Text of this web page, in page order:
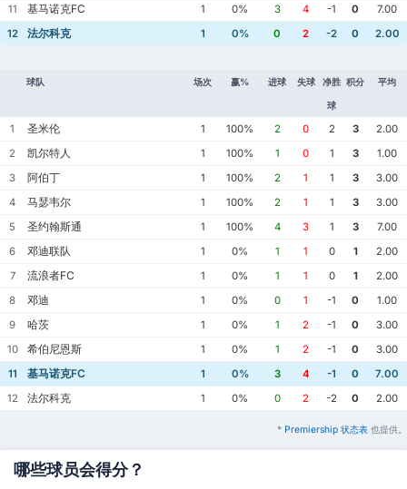
11
基马诺克FC 1 0% 3 4 -1 0
7.00
12
法尔科克 1 0% 0 2 -2 0 2.00
球队 场次 赢% 进球 失球 净胜
球
积分 平均
1 圣米伦 1 100% 2 0 2 3
2.00
2
凯尔特人 1 100% 1 0 1 3
1.00
3
阿伯丁 1 100% 2 1 1 3
3.00
4
马瑟韦尔 1 100% 2 1 1 3
3.00
5
圣约翰斯通 1 100% 4 3 1 3
7.00
6
邓迪联队 1 0% 1 1 0 1
2.00
7
流浪者FC 1 0% 1 1 0 1
2.00
8
邓迪 1 0% 0 1 -1 0
1.00
9
哈茨 1 0% 1 2 -1 0
3.00
10
希伯尼恩斯 1 0% 1 2 -1 0
3.00
11
基马诺克FC 1 0% 3 4 -1 0
7.00
12
法尔科克 1 0% 0 2 -2 0 2.00
* Premiership 状态表 也提供。
哪些球员会得分？